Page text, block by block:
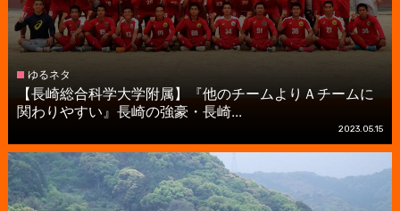
ゆるネタ
【長崎総合科学大学附属】『他のチームよりＡチームに
関わりやすい』長崎の強豪・長崎...
2023.05.15